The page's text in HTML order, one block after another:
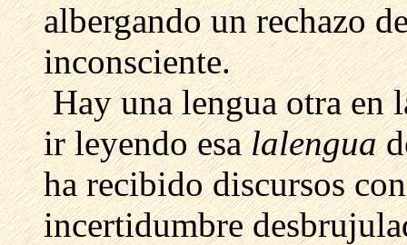
albergando un rechazo
inconsciente.
Hay una lengua otra en
ir leyendo esalalengua
ha recibido discursos
incertidumbre